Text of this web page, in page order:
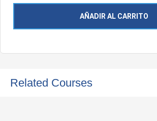
AÑADIR AL CARRITO
Related Courses